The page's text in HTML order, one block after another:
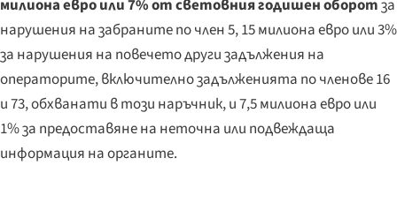
милиона евро или 7% от световния годишен оборотза
нарушения на забраните по член 5, 15 милиона евро или 3%
за нарушения на повечето други задължения на
операторите, включително задълженията по членове 16
и 73, обхванати в този наръчник, и 7,5 милиона евро или
1% за предоставяне на неточна или подвеждаща
информация на органите.